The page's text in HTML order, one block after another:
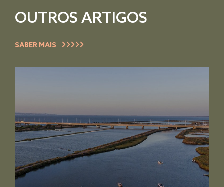
OUTROS ARTIGOS
SABER MAIS